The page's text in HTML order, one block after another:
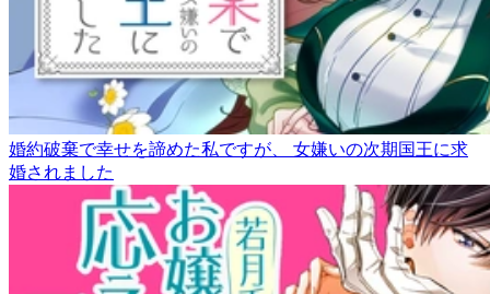
婚約破棄で幸せを諦めた私ですが、 女嫌いの次期国王に求
婚されました